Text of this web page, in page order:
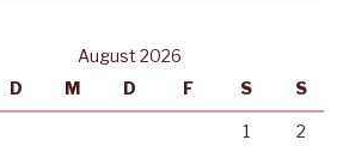
August 2026
D M D F S S
1
2